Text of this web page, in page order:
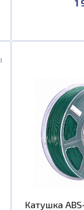
1
Катушка